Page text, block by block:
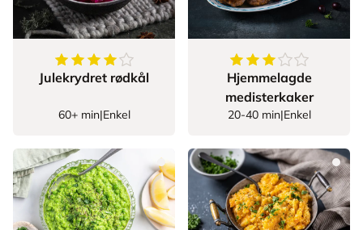
4.647058823529412
stjerner
Julekrydret rødkål
60+ min|Enkel
Hjemmelagde
medisterkaker
20-40 min|Enkel